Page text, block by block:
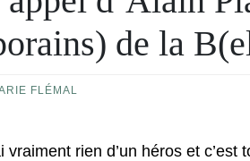
de la
FLÉMAL
rien d’un héros et c’est